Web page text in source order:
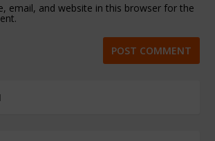
email, and website in this browser for the